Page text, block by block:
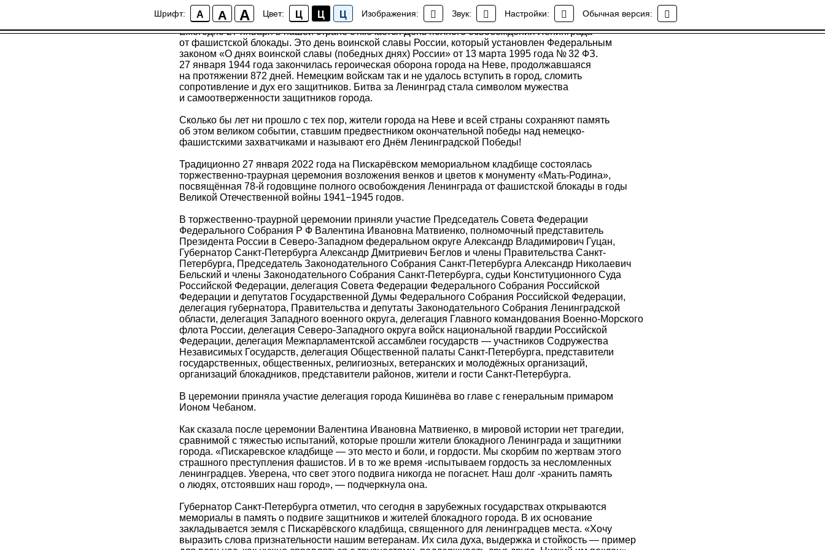
Шрифт: A A A Цвет: Ц Ц Ц Изображения: Звук: Настройки: Обычная версия:
Новости
27 января - День полного освобождения Ленинграда от фашистской блокады
Ежегодно 27 января в нашей стране отмечается День полного освобождения Ленинграда
от фашистской блокады. Это день воинской славы России, который установлен Федеральным
законом «О днях воинской славы (победных днях) России» от 13 марта 1995 года № 32 ФЗ.
27 января 1944 года закончилась героическая оборона города на Неве, продолжавшаяся
на протяжении 872 дней. Немецким войскам так и не удалось вступить в город, сломить
сопротивление и дух его защитников. Битва за Ленинград стала символом мужества
и самоотверженности защитников города.
Сколько бы лет ни прошло с тех пор, жители города на Неве и всей страны сохраняют память
об этом великом событии, ставшим предвестником окончательной победы над немецко-
фашистскими захватчиками и называют его Днём Ленинградской Победы!
Традиционно 27 января 2022 года на Пискарёвском мемориальном кладбище состоялась
торжественно-траурная церемония возложения венков и цветов к монументу «Мать-Родина»,
посвящённая 78-й годовщине полного освобождения Ленинграда от фашистской блокады в годы
Великой Отечественной войны 1941−1945 годов.
В торжественно-траурной церемонии приняли участие Председатель Совета Федерации
Федерального Собрания Р Ф Валентина Ивановна Матвиенко, полномочный представитель
Президента России в Северо-Западном федеральном округе Александр Владимирович Гуцан,
Губернатор Санкт-Петербурга Александр Дмитриевич Беглов и члены Правительства Санкт-
Петербурга, Председатель Законодательного Собрания Санкт-Петербурга Александр Николаевич
Бельский и члены Законодательного Собрания Санкт-Петербурга, судьи Конституционного Суда
Российской Федерации, делегация Совета Федерации Федерального Собрания Российской
Федерации и депутатов Государственной Думы Федерального Собрания Российской Федерации,
делегация губернатора, Правительства и депутаты Законодательного Собрания Ленинградской
области, делегация Западного военного округа, делегация Главного командования Военно-Морского
флота России, делегация Северо-Западного округа войск национальной гвардии Российской
Федерации, делегация Межпарламентской ассамблеи государств — участников Содружества
Независимых Государств, делегация Общественной палаты Санкт-Петербурга, представители
государственных, общественных, религиозных, ветеранских и молодёжных организаций,
организаций блокадников, представители районов, жители и гости Санкт-Петербурга.
В церемонии приняла участие делегация города Кишинёва во главе с генеральным примаром
Ионом Чебаном.
Как сказала после церемонии Валентина Ивановна Матвиенко, в мировой истории нет трагедии,
сравнимой с тяжестью испытаний, которые прошли жители блокадного Ленинграда и защитники
города. «Пискаревское кладбище — это место и боли, и гордости. Мы скорбим по жертвам этого
страшного преступления фашистов. И в то же время -испытываем гордость за несломленных
ленинградцев. Уверена, что свет этого подвига никогда не погаснет. Наш долг -хранить память
о людях, отстоявших наш город», — подчеркнула она.
Губернатор Санкт-Петербурга отметил, что сегодня в зарубежных государствах открываются
мемориалы в память о подвиге защитников и жителей блокадного города. В их основание
закладывается земля с Пискарёвского кладбища, священного для ленинградцев места. «Хочу
выразить слова признательности нашим ветеранам. Их сила духа, выдержка и стойкость — пример